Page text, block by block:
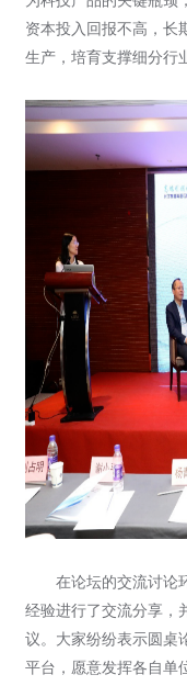
资本投入回报不高，长
生产，培育支撑细分行
在论坛的交流讨论环
经验进行了交流分享，
议。大家纷纷表示圆桌
平台，愿意发挥各自单